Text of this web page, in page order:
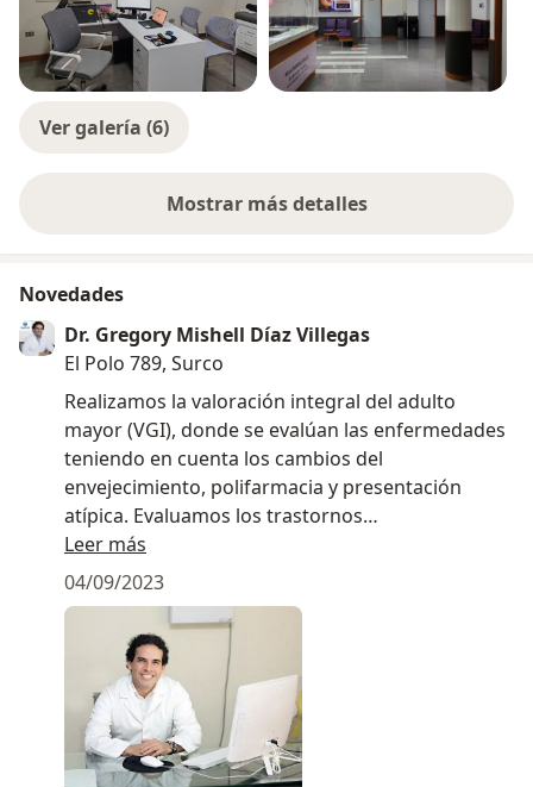
Ver galería (6)
Mostrar más detalles
sobre la experiencia
Novedades
Dr. Gregory Mishell Díaz Villegas
El Polo 789, Surco
Realizamos la valoración integral del adulto
mayor (VGI), donde se evalúan las enfermedades
teniendo en cuenta los cambios del
envejecimiento, polifarmacia y presentación
atípica. Evaluamos los trastornos
neurocognitivos (demencias), trastornos del
ánimo, síntomas conductuales, problemas
nutricionales, etc. El objetivo es que nuestros
adultos mayores no pierdan su capacidad para
realizar las actividades de la vida diaria o al
convivir con las enfermedades, estas disminuyan
el deterioro que provocan en sus capacidades,
esto se logra con planes de trabajo
individualizados.
Leer más
04/09/2023